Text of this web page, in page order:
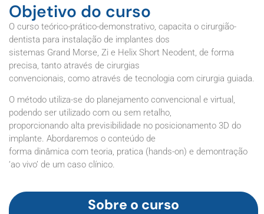
Objetivo do curso
O curso teórico-prático-demonstrativo, capacita o cirurgião-
dentista para instalação de implantes dos
sistemas Grand Morse, Zi e Helix Short Neodent, de forma
precisa, tanto através de cirurgias
convencionais, como através de tecnologia com cirurgia guiada.
O método utiliza-se do planejamento convencional e virtual,
podendo ser utilizado com ou sem retalho,
proporcionando alta previsibilidade no posicionamento 3D do
implante. Abordaremos o conteúdo de
forma dinâmica com teoria, pratica (hands-on) e demontração
‘ao vivo’ de um caso clínico.
Sobre o curso